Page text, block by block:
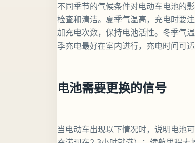
不同季节的气候条件对电动车电池的
检查和清洁。夏季气温高，充电时要
加充电次数，保持电池活性。冬季气
季充电最好在室内进行，充电时间可适
电池需要更换的信号
当电动车出现以下情况时，说明电池